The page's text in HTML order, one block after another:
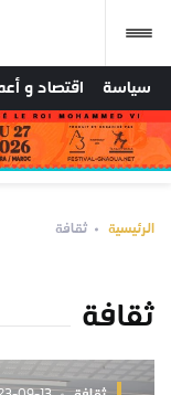
سياسة اقتصاد و
الرئيسية ثقافة
ثقافة